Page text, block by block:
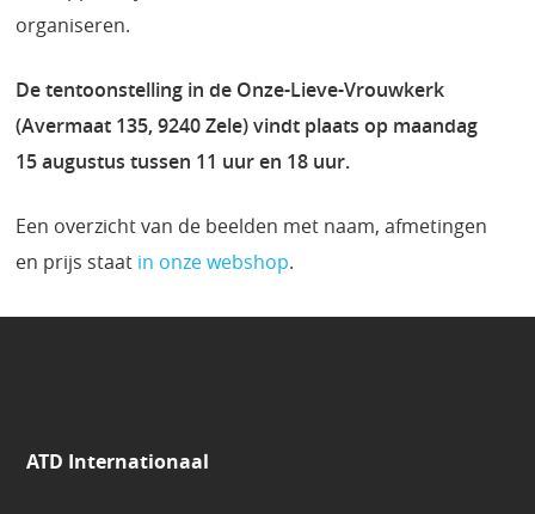
organiseren.
De tentoonstelling in de Onze-Lieve-Vrouwkerk
(Avermaat 135, 9240 Zele) vindt plaats op maandag
15 augustus tussen 11 uur en 18 uur.
Een overzicht van de beelden met naam, afmetingen
en prijs staat in onze webshop.
ATD Internationaal